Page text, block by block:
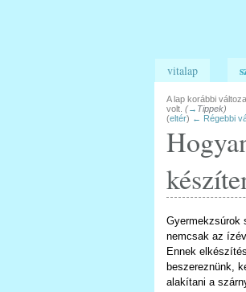
vitalap
A lap korábbi
volt. (→ Tippek)
(eltér) ← Régebbi
Gyermekzsúrok
nemcsak az
Ennek
beszereznünk,
alakítani a